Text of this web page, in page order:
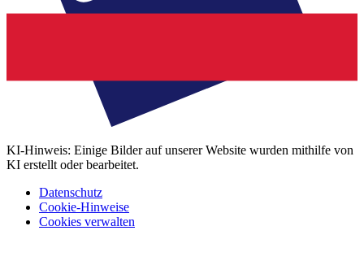
KI-Hinweis: Einige Bilder auf unserer Website wurden mithilfe von
KI erstellt oder bearbeitet.
Datenschutz
Cookie-Hinweise
Cookies verwalten